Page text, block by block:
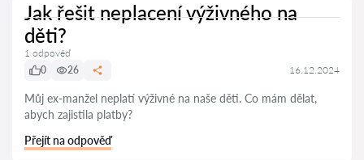
Jak řešit neplacení výživného na
děti?
1 odpověď
0
26 16.12.2024
Můj ex-manžel neplatí výživné na naše děti. Co mám dělat,
abych zajistila platby?
Přejít na odpověď